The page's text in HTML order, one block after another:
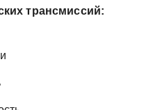
трансмиссий: